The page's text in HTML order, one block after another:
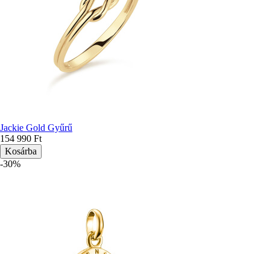
Jackie Gold Gyűrű
154 990 Ft
-30%